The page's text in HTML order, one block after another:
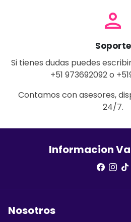
person
Soporte
Si tienes dudas puedes
+51 973692092 o
Contamos con asesores,
24/7.
Informacion
Nosotros